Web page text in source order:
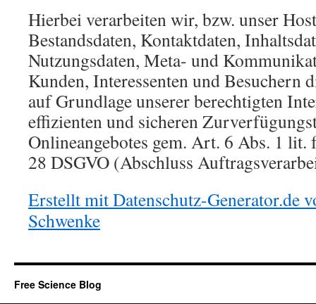
Hierbei verarbeiten wir, bzw. unser
Bestandsdaten, Kontaktdaten,
Nutzungsdaten, Meta- und
Kunden, Interessenten und Besuchern
auf Grundlage unserer berechtigten
effizienten und sicheren
Onlineangebotes gem. Art. 6 Abs. 1
28 DSGVO (Abschluss
Erstellt mit Datenschutz-Generator.de
Schwenke
Free Science Blog